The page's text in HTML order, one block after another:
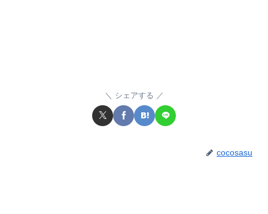
シェアする
cocosasu